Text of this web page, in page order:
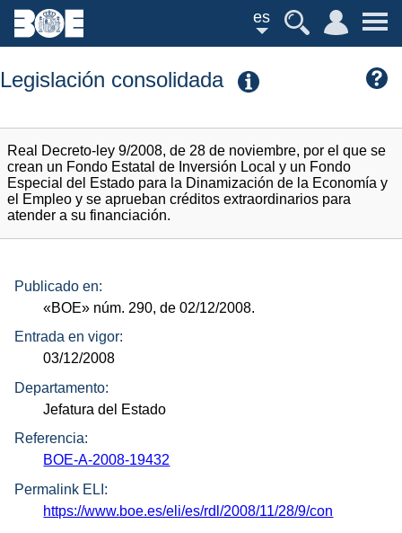
es
Legislación consolidada
Real Decreto-ley 9/2008, de 28 de noviembre, por el que se
crean un Fondo Estatal de Inversión Local y un Fondo
Especial del Estado para la Dinamización de la Economía y
el Empleo y se aprueban créditos extraordinarios para
atender a su financiación.
Publicado en:
«BOE» núm. 290, de 02/12/2008.
Entrada en vigor:
03/12/2008
Departamento:
Jefatura del Estado
Referencia:
BOE-A-2008-19432
Permalink ELI:
https://www.boe.es/eli/es/rdl/2008/11/28/9/con